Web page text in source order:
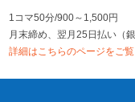
1コマ50分/900～1,500円
月末締め、翌月25日払い（銀
詳細はこちらのページをご